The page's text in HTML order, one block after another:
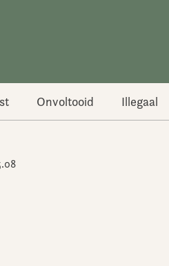
Onvoltooid Illegaal